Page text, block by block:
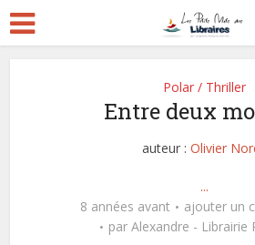
Polar / Thriller
Entre deux
auteur : Olivier
...
8 années avant
ajouter un
par Alexandre - Librairie